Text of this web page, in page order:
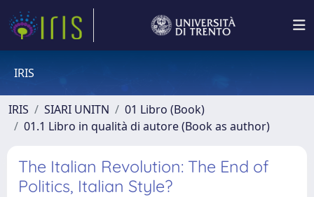
IRIS
IRIS SIARI UNITN
01 Libro (Book)
01.1 Libro in qualità di autore (Book as author)
The Italian Revolution: The End of
Politics, Italian Style?